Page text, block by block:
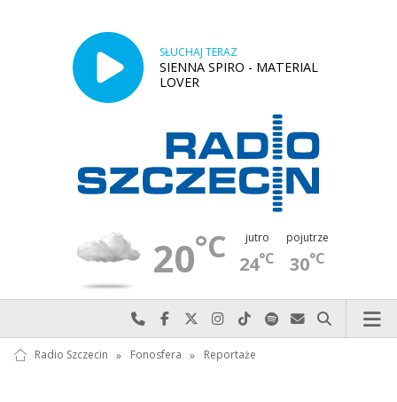
SŁUCHAJ TERAZ
SIENNA SPIRO - MATERIAL
LOVER
20°C jutro
24°C
pojutrze
30°C
Najlepiej po prostu do nas zadzwoń
Odwiedź nas na Facebook-u
Odwiedź nas na X
Odwiedź nas na Instagram-ie
Odwiedź nas na TikTok-u
Szukaj nas na Spotify
Wyślij do nas
Szukaj
Radio Szczecin » Fonosfera » Reportaże